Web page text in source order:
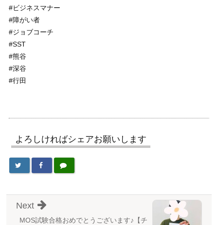
#ビジネスマナー
#障がい者
#ジョブコーチ
#SST
#熊谷
#深谷
#行田
よろしければシェアお願いします
MOS試験合格おめでとうございます♪【チ
Next